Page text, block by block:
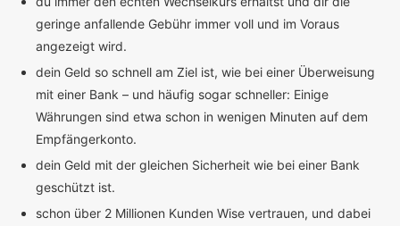
geringe anfallende Gebühr immer voll und im Voraus
angezeigt wird.
dein Geld so schnell am Ziel ist, wie bei einer Überweisung
mit einer Bank – und häufig sogar schneller: Einige
Währungen sind etwa schon in wenigen Minuten auf dem
Empfängerkonto.
dein Geld mit der gleichen Sicherheit wie bei einer Bank
geschützt ist.
schon über 2 Millionen Kunden Wise vertrauen, und dabei